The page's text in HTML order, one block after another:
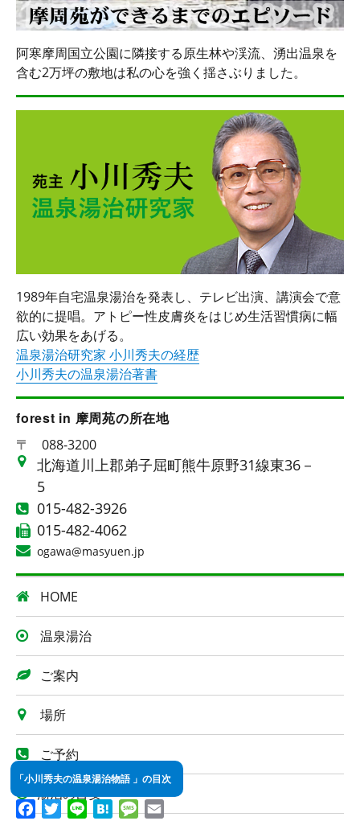
「小川秀夫の温泉湯治物語 」の目次
阿寒摩周国立公園に隣接する原生林や渓流、湧出温泉を
含む2万坪の敷地は私の心を強く揺さぶりました。
1989年自宅温泉湯治を発表し、テレビ出演、講演会で意
欲的に提唱。アトピー性皮膚炎をはじめ生活習慣病に幅
広い効果をあげる。
温泉湯治研究家 小川秀夫の経歴
小川秀夫の温泉湯治著書
forest in 摩周苑の所在地
〒 088-3200
北海道川上郡弟子屈町熊牛原野31線東36－
5
015-482-3926
015-482-4062
ogawa@masyuen.jp
HOME
温泉湯治
ご案内
場所
ご予約
湯治の目安
Facebook
Twitter
Line HatenaMessage